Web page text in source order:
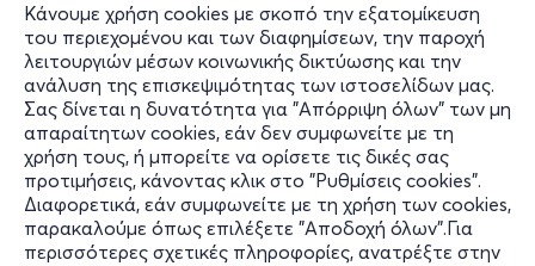
Κάνουμε χρήση cookies με σκοπό την εξατομίκευση
του περιεχομένου και των διαφημίσεων, την παροχή
λειτουργιών μέσων κοινωνικής δικτύωσης και την
ανάλυση της επισκεψιμότητας των ιστοσελίδων μας.
Σας δίνεται η δυνατότητα για "Απόρριψη όλων" των μη
απαραίτητων cookies, εάν δεν συμφωνείτε με τη
χρήση τους, ή μπορείτε να ορίσετε τις δικές σας
προτιμήσεις, κάνοντας κλικ στο "Ρυθμίσεις cookies".
Διαφορετικά, εάν συμφωνείτε με τη χρήση των cookies,
παρακαλούμε όπως επιλέξετε "Αποδοχή όλων".Για
περισσότερες σχετικές πληροφορίες, ανατρέξτε στην
Βρείτε την δουλειά του:
Website:https://cargocollective.com/chrysostomoshairst
ylist
Instagram:https://www.instagram.com/chrysostomoshai
r/
Πληροφορίες
Υποστήριξη
Stay Connected